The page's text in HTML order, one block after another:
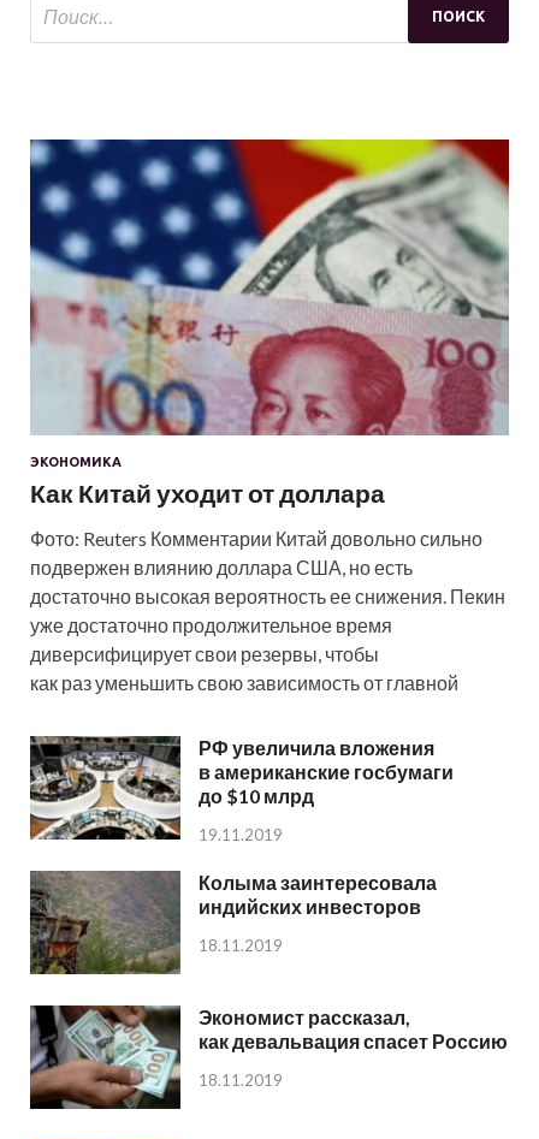
ЭКОНОМИКА
Как Китай уходит от доллара
Фото: Reuters Комментарии Китай довольно сильно
подвержен влиянию доллара США, но есть
достаточно высокая вероятность ее снижения. Пекин
уже достаточно продолжительное время
диверсифицирует свои резервы, чтобы
как раз уменьшить свою зависимость от главной
РФ увеличила вложения
в американские госбумаги
до $10 млрд
19.11.2019
Колыма заинтересовала
индийских инвесторов
18.11.2019
Экономист рассказал,
как девальвация спасет Россию
18.11.2019